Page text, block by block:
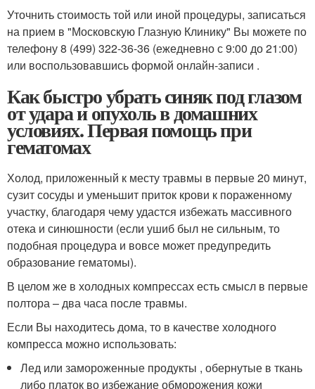
Уточнить стоимость той или иной процедуры, записаться
на прием в "Московскую Глазную Клинику" Вы можете по
телефону 8 (499) 322-36-36 (ежедневно с 9:00 до 21:00)
или воспользовавшись формой онлайн-записи .
Как быстро убрать синяк под глазом
от удара и опухоль в домашних
условиях. Первая помощь при
гематомах
Холод, приложенный к месту травмы в первые 20 минут,
сузит сосуды и уменьшит приток крови к пораженному
участку, благодаря чему удастся избежать массивного
отека и синюшности (если ушиб был не сильным, то
подобная процедура и вовсе может предупредить
образование гематомы).
В целом же в холодных компрессах есть смысл в первые
полтора – два часа после травмы.
Если Вы находитесь дома, то в качестве холодного
компресса можно использовать:
Лед или замороженные продукты , обернутые в ткань
либо платок во избежание обморожения кожи